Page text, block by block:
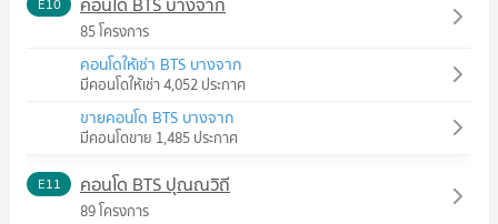
85 โครงการ
คอนโดให้เช่า BTS บางจาก
มีคอนโดให้เช่า 4,052 ประกาศ
ขายคอนโด BTS บางจาก
มีคอนโดขาย 1,485 ประกาศ
E11 คอนโด BTS ปุณณวิถี
89 โครงการ